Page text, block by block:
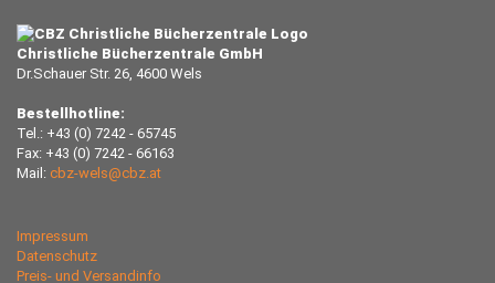
Christliche Bücherzentrale GmbH
Dr.Schauer Str. 26, 4600 Wels
Bestellhotline:
Tel.: +43 (0) 7242 - 65745
Fax: +43 (0) 7242 - 66163
Mail: cbz-wels@cbz.at
Impressum
Datenschutz
Preis- und Versandinfo